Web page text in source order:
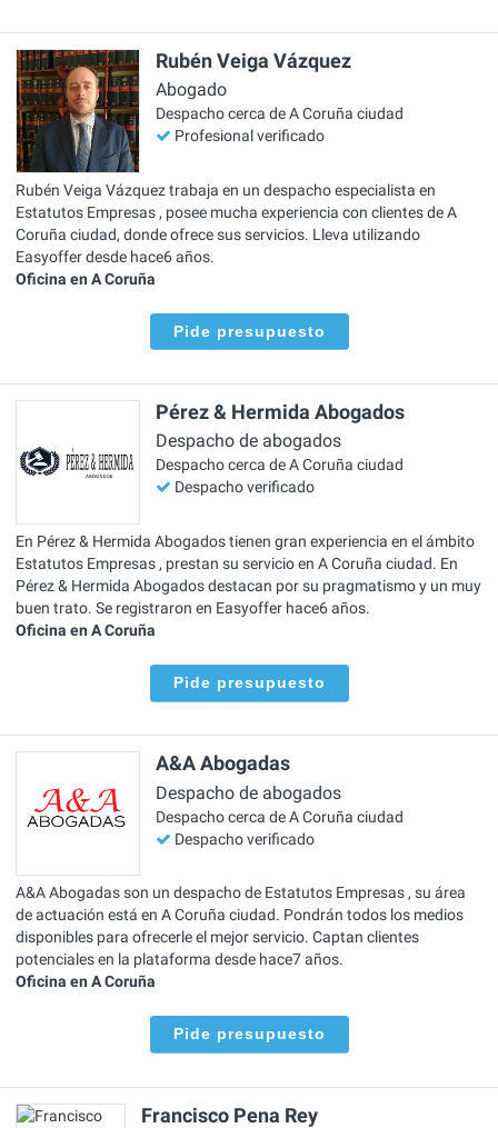
Rubén Veiga Vázquez
Abogado
Despacho cerca de A Coruña ciudad
Profesional verificado
Rubén Veiga Vázquez trabaja en un despacho especialista en
Estatutos Empresas , posee mucha experiencia con clientes de A
Coruña ciudad, donde ofrece sus servicios. Lleva utilizando
Easyoffer desde hace6 años.
Oficina en A Coruña
Pide presupuesto
Pérez & Hermida Abogados
Despacho de abogados
Despacho cerca de A Coruña ciudad
Despacho verificado
En Pérez & Hermida Abogados tienen gran experiencia en el ámbito
Estatutos Empresas , prestan su servicio en A Coruña ciudad. En
Pérez & Hermida Abogados destacan por su pragmatismo y un muy
buen trato. Se registraron en Easyoffer hace6 años.
Oficina en A Coruña
Pide presupuesto
A&A Abogadas
Despacho de abogados
Despacho cerca de A Coruña ciudad
Despacho verificado
A&A Abogadas son un despacho de Estatutos Empresas , su área
de actuación está en A Coruña ciudad. Pondrán todos los medios
disponibles para ofrecerle el mejor servicio. Captan clientes
potenciales en la plataforma desde hace7 años.
Oficina en A Coruña
Pide presupuesto
Francisco Pena Rey